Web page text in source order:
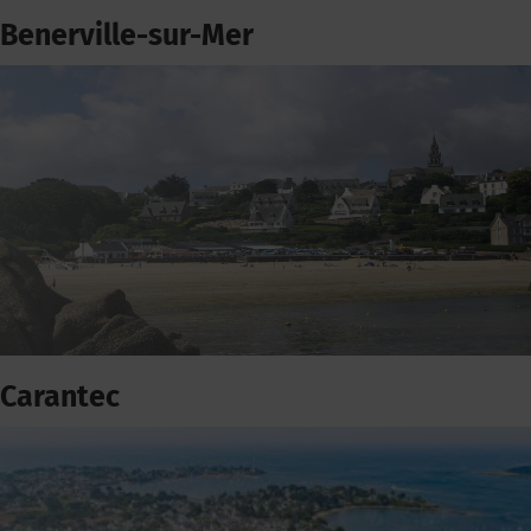
Benerville-sur-Mer
Carantec